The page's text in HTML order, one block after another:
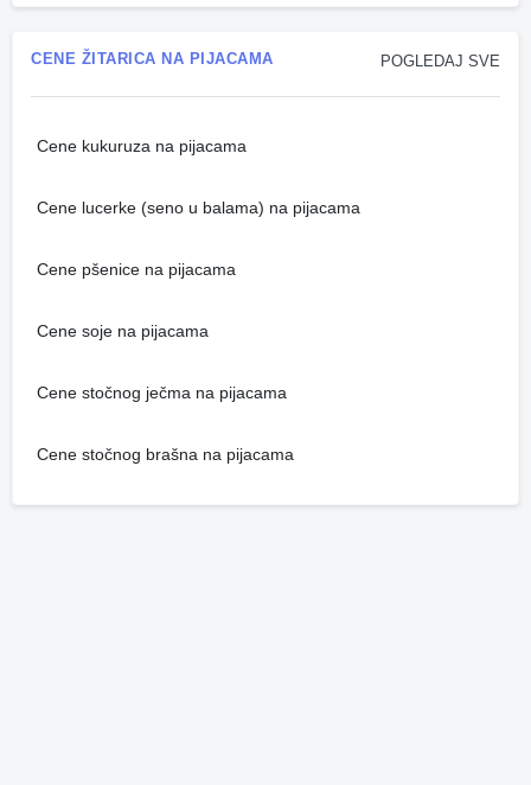
POGLEDAJ SVE
CENE ŽITARICA NA PIJACAMA
Cene kukuruza na pijacama
Cene lucerke (seno u balama) na pijacama
Cene pšenice na pijacama
Cene soje na pijacama
Cene stočnog ječma na pijacama
Cene stočnog brašna na pijacama